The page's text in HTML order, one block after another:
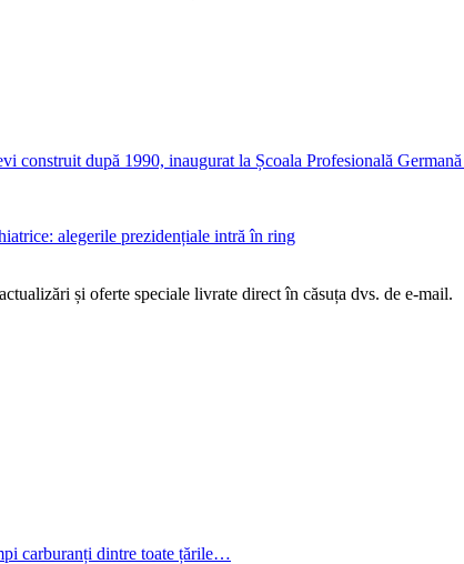
construit după 1990, inaugurat la Școala Profesională
alegerile prezidențiale intră în ring
și oferte speciale livrate direct în căsuța dvs. de e-mail.
carburanți dintre toate țările…